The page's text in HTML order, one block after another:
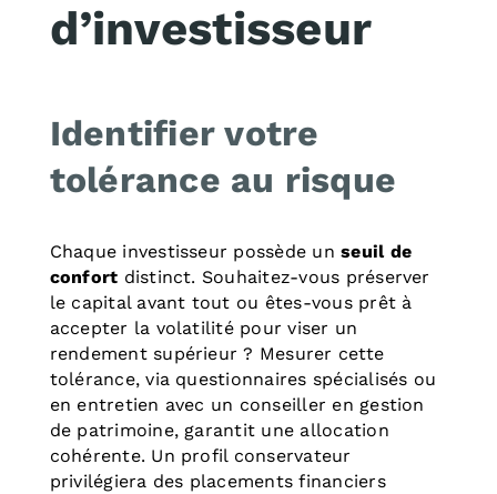
d’investisseur
Identifier votre
tolérance au risque
Chaque investisseur possède unseuil de
confort distinct. Souhaitez-vous préserver
le capital avant tout ou êtes-vous prêt à
accepter la volatilité pour viser un
rendement supérieur ? Mesurer cette
tolérance, via questionnaires spécialisés ou
en entretien avec un conseiller en gestion
de patrimoine, garantit une allocation
cohérente. Un profil conservateur
privilégiera des placements financiers